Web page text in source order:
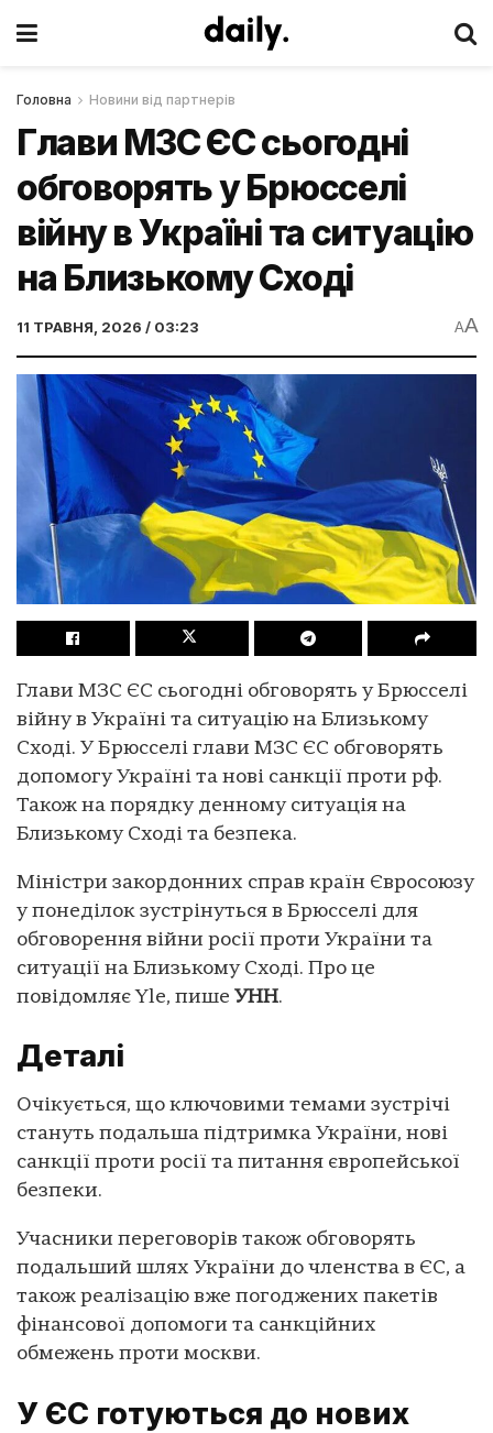
Головна Новини від партнерів
Глави МЗС ЄС сьогодні
обговорять у Брюсселі
війну в Україні та ситуацію
на Близькому Сході
11 ТРАВНЯ, 2026 / 03:23 AA
Глави МЗС ЄС сьогодні обговорять у Брюсселі
війну в Україні та ситуацію на Близькому
Сході. У Брюсселі глави МЗС ЄС обговорять
допомогу Україні та нові санкції проти рф.
Також на порядку денному ситуація на
Близькому Сході та безпека.
Міністри закордонних справ країн Євросоюзу
у понеділок зустрінуться в Брюсселі для
обговорення війни росії проти України та
ситуації на Близькому Сході. Про це
повідомляє Yle, пише УНН.
Деталі
Очікується, що ключовими темами зустрічі
стануть подальша підтримка України, нові
санкції проти росії та питання європейської
безпеки.
Учасники переговорів також обговорять
подальший шлях України до членства в ЄС, а
також реалізацію вже погоджених пакетів
фінансової допомоги та санкційних
обмежень проти москви.
У ЄС готуються до нових